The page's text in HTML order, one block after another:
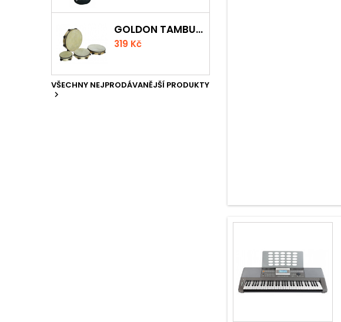
GOLDON TAMBURÍNA S BLÁNOU A ČINELKY 20CM
319 Kč
VŠECHNY NEJPRODÁVANĚJŠÍ PRODUKTY
